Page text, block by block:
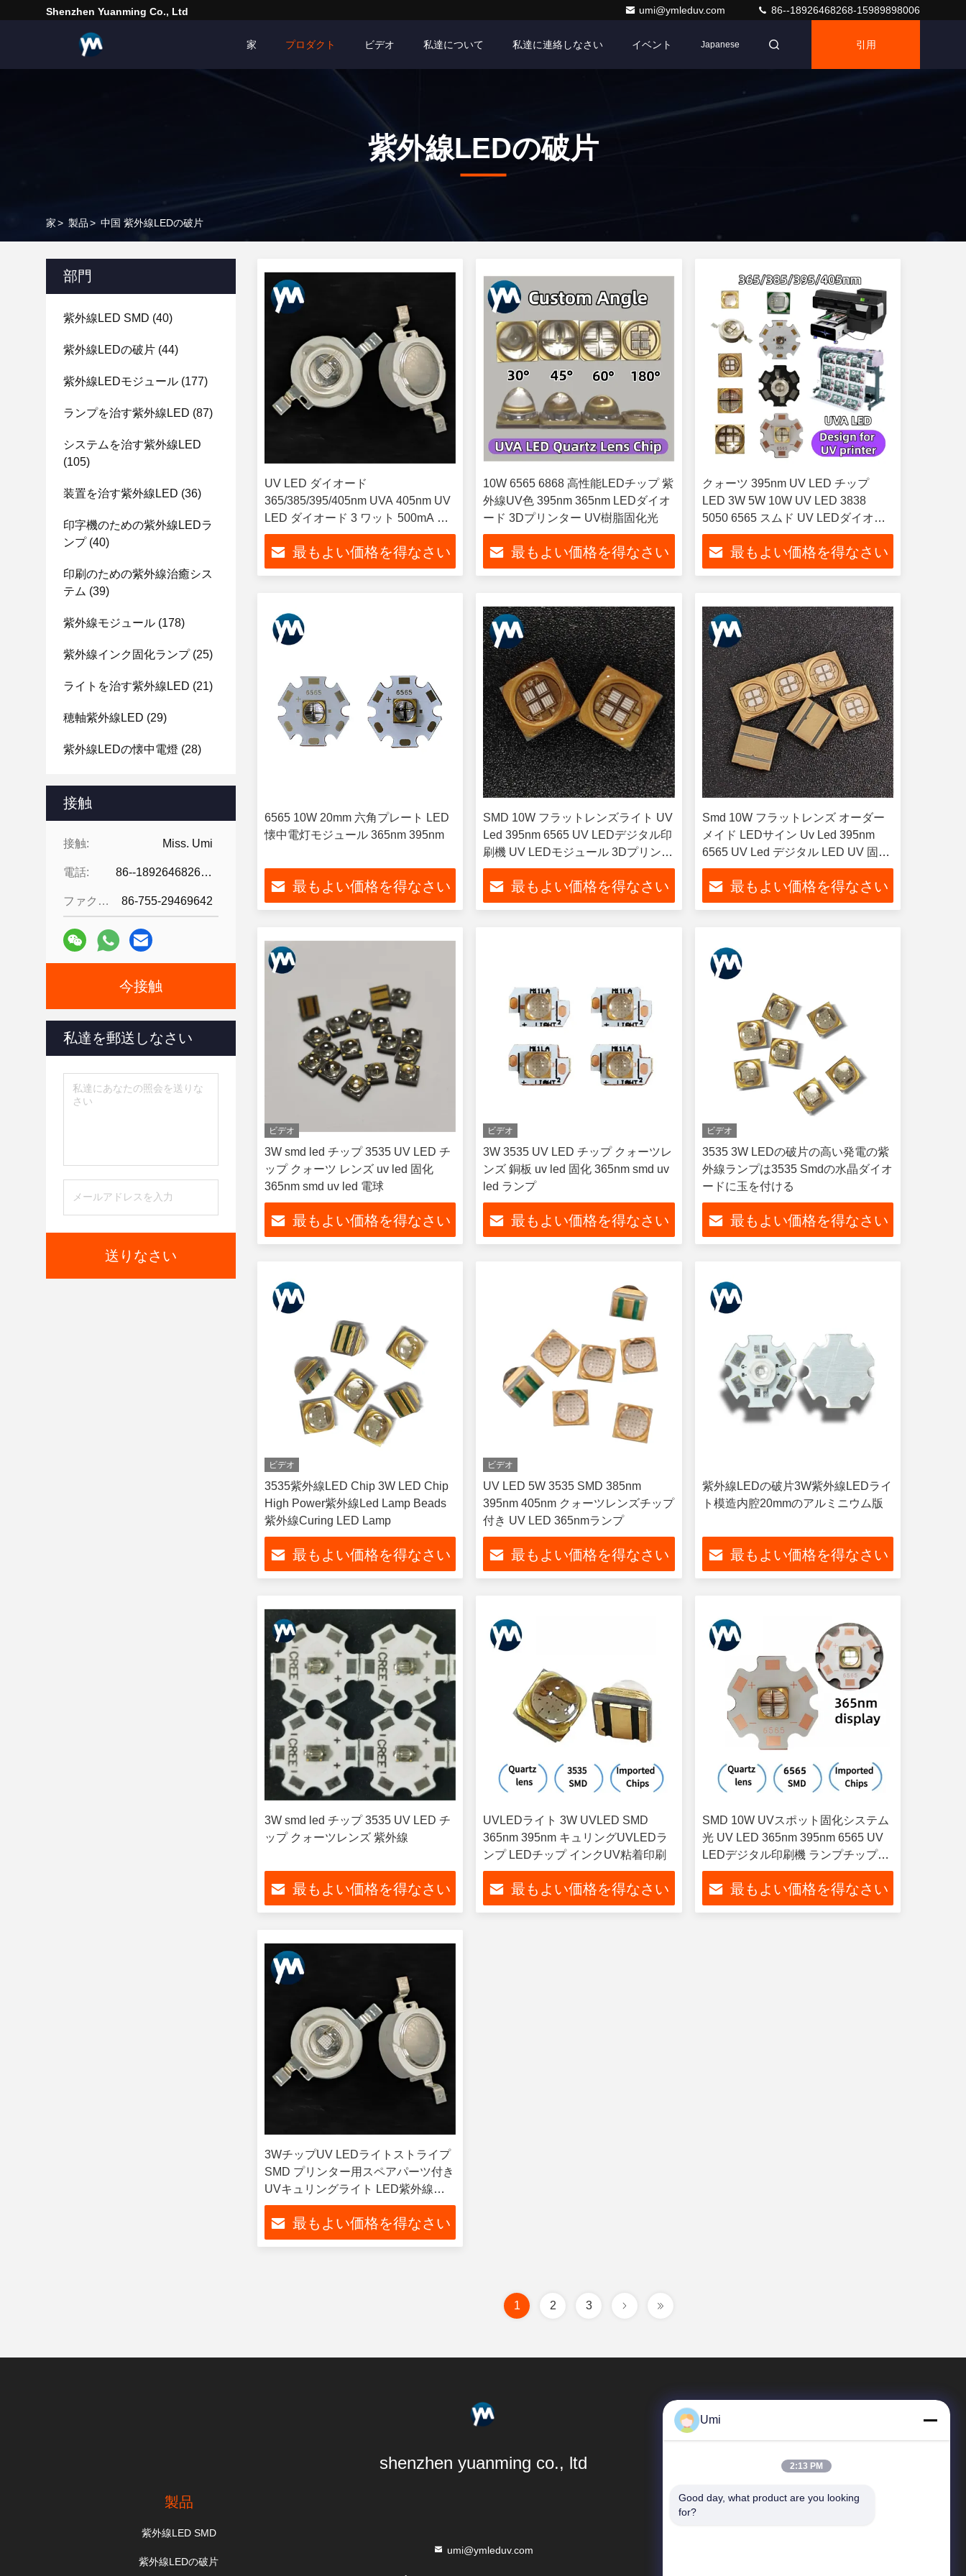
Shenzhen Yuanming Co., Ltd umi@ymleduv.com 86--18926468268-15989898006
家 プロダクト ビデオ 私達について 私達に連絡しなさい イベント Japanese 引用
紫外線LEDの破片
家> 製品> 中国 紫外線LEDの破片
部門
紫外線LED SMD (40)
紫外線LEDの破片 (44)
紫外線LEDモジュール (177)
ランプを治す紫外線LED (87)
システムを治す紫外線LED
(105)
装置を治す紫外線LED (36)
印字機のための紫外線LEDラ
ンプ(40)
印刷のための紫外線治癒シス
テム (39)
紫外線モジュール (178)
紫外線インク固化ランプ(25)
ライトを治す紫外線LED (21)
穂軸紫外線LED (29)
紫外線LEDの懐中電燈 (28)
接触
接触: Miss. Umi
電話: 86--18926468268-15989898006
ファクシミリ: 86-755-29469642
今接触
私達を郵送しなさい
送りなさい
UV LED ダイオード
365/385/395/405nm UVA 405nm UV
LED ダイオード 3 ワット 500mA 光
源紫インク硬化印刷用
最もよい価格を得なさい
10W 6565 6868 高性能LEDチップ 紫
外線UV色 395nm 365nm LEDダイオ
ード 3Dプリンター UV樹脂固化光
最もよい価格を得なさい
クォーツ 395nm UV LED チップ
LED 3W 5W 10W UV LED 3838
5050 6565 スムド UV LEDダイオー
ド 画面印刷用 LED UV 固化
最もよい価格を得なさい
6565 10W 20mm 六角プレート LED
懐中電灯モジュール 365nm 395nm
最もよい価格を得なさい
SMD 10W フラットレンズライト UV
Led 395nm 6565 UV LEDデジタル印
刷機 UV LEDモジュール 3Dプリンタ
ー
最もよい価格を得なさい
Smd 10W フラットレンズ オーダー
メイド LEDサイン Uv Led 395nm
6565 UV Led デジタル LED UV 固化
システム
最もよい価格を得なさい
ビデオ
3W smd led チップ 3535 UV LED チ
ップ クォーツ レンズ uv led 固化
365nm smd uv led 電球
最もよい価格を得なさい
ビデオ
3W 3535 UV LED チップ クォーツレ
ンズ 銅板 uv led 固化 365nm smd uv
led ランプ
最もよい価格を得なさい
ビデオ
3535 3W LEDの破片の高い発電の紫
外線ランプは3535 Smdの水晶ダイオ
ードに玉を付ける
最もよい価格を得なさい
ビデオ
3535紫外線LED Chip 3W LED Chip
High Power紫外線Led Lamp Beads
紫外線Curing LED Lamp
最もよい価格を得なさい
ビデオ
UV LED 5W 3535 SMD 385nm
395nm 405nm クォーツレンズチップ
付き UV LED 365nmランプ
最もよい価格を得なさい
紫外線LEDの破片3W紫外線LEDライ
ト模造内腔20mmのアルミニウム版
最もよい価格を得なさい
3W smd led チップ 3535 UV LED チ
ップ クォーツレンズ 紫外線
最もよい価格を得なさい
UVLEDライト 3W UVLED SMD
365nm 395nm キュリングUVLEDラ
ンプ LEDチップ インクUV粘着印刷
最もよい価格を得なさい
SMD 10W UVスポット固化システム
光 UV LED 365nm 395nm 6565 UV
LEDデジタル印刷機 ランプチップ
LED UVA固化
最もよい価格を得なさい
3WチップUV LEDライトストライプ
SMD プリンター用スペアパーツ付き
UVキュリングライト LED紫外線ラ
ンプ
最もよい価格を得なさい
1 2 3
shenzhen yuanming co., ltd
製品
紫外線LED SMD
紫外線LEDの破片
umi@ymleduv.com
速いリンク
Umi
2:13 PM
Good day, what product are you looking
for?